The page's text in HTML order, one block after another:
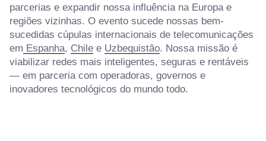
parcerias e expandir nossa influência na Europa e
regiões vizinhas. O evento sucede nossas bem-
sucedidas cúpulas internacionais de telecomunicações
em Espanha, Chile e Uzbequistão. Nossa missão é
viabilizar redes mais inteligentes, seguras e rentáveis
— em parceria com operadoras, governos e
inovadores tecnológicos do mundo todo.